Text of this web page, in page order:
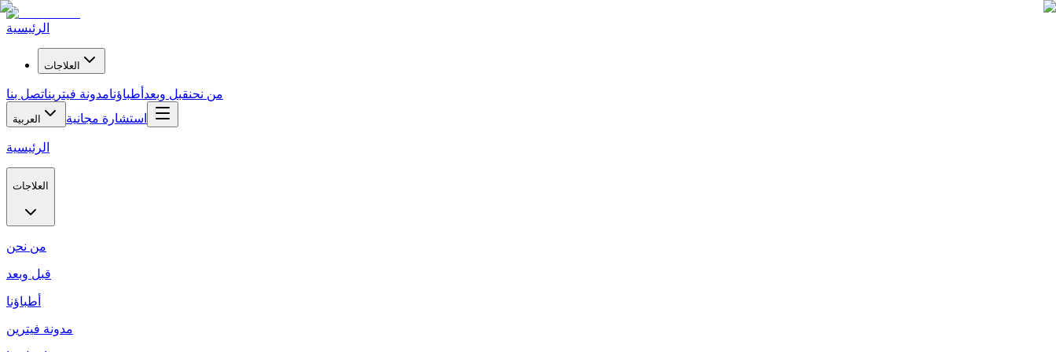
الرئيسية
العلاجات
من نحنقبل وبعد أطباؤنامدونة فيتريناتصل بنا
العربية استشارة مجانية
الرئيسية
العلاجات
من نحن
قبل وبعد
أطباؤنا
مدونة فيترين